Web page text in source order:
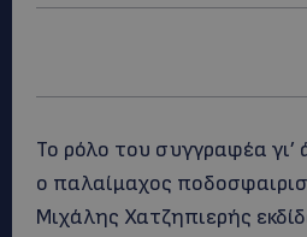
Το ρόλο του συγγραφέα
ο παλαίμαχος
Μιχάλης Χατζηπιερής